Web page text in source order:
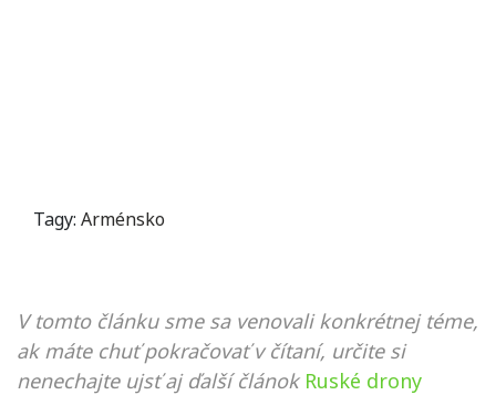
Tagy: Arménsko
V tomto článku sme sa venovali konkrétnej téme,
ak máte chuť pokračovať v čítaní, určite si
nenechajte ujsť aj ďalší článok Ruské drony